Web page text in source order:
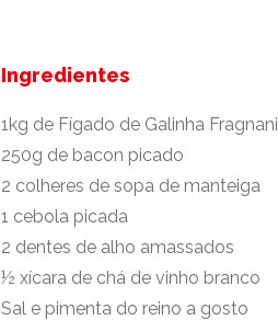
Ingredientes
1kg de Fígado de Galinha Fragnani
250g de bacon picado
2 colheres de sopa de manteiga
1 cebola picada
2 dentes de alho amassados
½ xícara de chá de vinho branco
Sal e pimenta do reino a gosto